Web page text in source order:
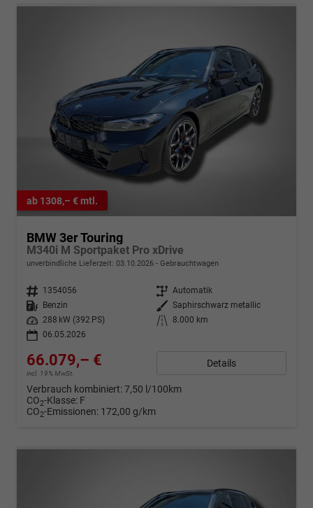
ab 1308,– € mtl.
BMW 3er Touring
M340i M Sportpaket Pro xDrive
unverbindliche Lieferzeit: 03.10.2026 Gebrauchtwagen
Fahrzeugnr. 1354056 Getriebe Automatik
Kraftstoff
Benzin Außenfarbe Saphirschwarz metallic
Leistung
288 kW (392 PS) Kilometerstand
8.000 km
06.05.2026
66.079,– €
incl. 19% MwSt.
Details
Verbrauch kombiniert:7,50 l/100km
CO2-Klasse: F
CO2-Emissionen: 172,00 g/km